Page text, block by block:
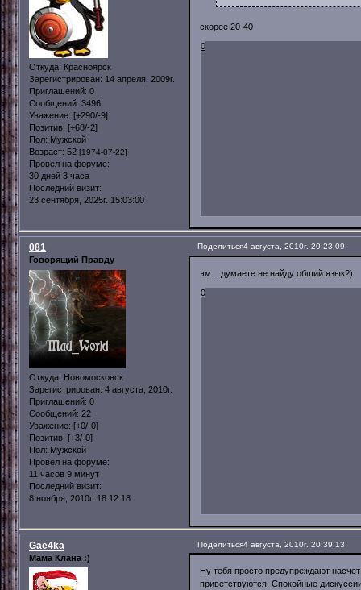
Откуда: Красноярск
Зарегистрирован: 14 апреля, 2009г.
Приглашений: 0
Сообщений: 3496
Уважение: [+290/-9]
Позитив: [+68/-2]
Пол: Мужской
Возраст: 52 [1974-07-22]
Провел на форуме:
30 дней 3 часа
Последний визит:
23 сентября, 2025г. 15:03:00
скорее 20-40
0
Поделиться4 августа, 2010г. 20:23:09
081
Говорящий Правду
Откуда: Новомосковск
Зарегистрирован: 4 августа, 2010г.
Приглашений: 0
Сообщений: 22
Уважение: [+0/-0]
Позитив: [+3/-0]
Пол: Мужской
Провел на форуме:
11 часов 9 минут
Последний визит:
8 ноября, 2010г. 18:12:18
эм....думаете не найду общий язык?)
0
Поделиться4 августа, 2010г. 20:39:13
Gae4ka
Мама Клана :)
Ну тебя просто предупреждают
приветствуются. Спокойные